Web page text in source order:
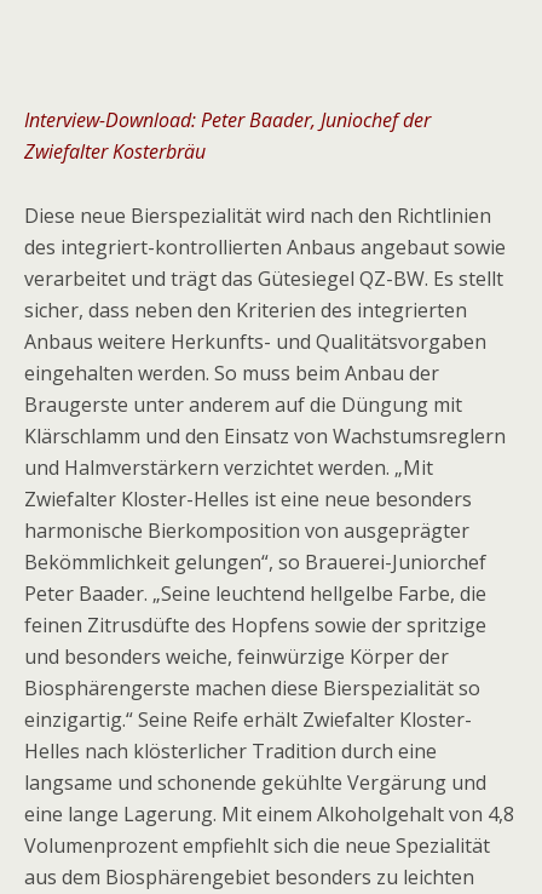
Interview-Download: Peter Baader, Juniochef der
Zwiefalter Kosterbräu
Diese neue Bierspezialität wird nach den Richtlinien
des integriert-kontrollierten Anbaus angebaut sowie
verarbeitet und trägt das Gütesiegel QZ-BW. Es stellt
sicher, dass neben den Kriterien des integrierten
Anbaus weitere Herkunfts- und Qualitätsvorgaben
eingehalten werden. So muss beim Anbau der
Braugerste unter anderem auf die Düngung mit
Klärschlamm und den Einsatz von Wachstumsreglern
und Halmverstärkern verzichtet werden. „Mit
Zwiefalter Kloster-Helles ist eine neue besonders
harmonische Bierkomposition von ausgeprägter
Bekömmlichkeit gelungen“, so Brauerei-Juniorchef
Peter Baader. „Seine leuchtend hellgelbe Farbe, die
feinen Zitrusdüfte des Hopfens sowie der spritzige
und besonders weiche, feinwürzige Körper der
Biosphärengerste machen diese Bierspezialität so
einzigartig.“ Seine Reife erhält Zwiefalter Kloster-
Helles nach klösterlicher Tradition durch eine
langsame und schonende gekühlte Vergärung und
eine lange Lagerung. Mit einem Alkoholgehalt von 4,8
Volumenprozent empfiehlt sich die neue Spezialität
aus dem Biosphärengebiet besonders zu leichten